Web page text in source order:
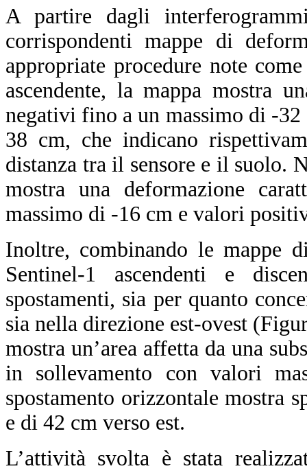
A partire dagli
corrispondenti mappe di
appropriate procedure note
ascendente, la mappa mostra
negativi fino a un massimo di -
38 cm, che indicano
distanza tra il sensore e il suolo.
mostra una deformazione
massimo di -16 cm e valori
Inoltre, combinando le mappe
Sentinel-1 ascendenti e
spostamenti, sia per quanto
sia nella direzione est-ovest
mostra un’area affetta da una
in sollevamento con valori
spostamento orizzontale mostra
e di 42 cm verso est.
L’attività svolta è stata